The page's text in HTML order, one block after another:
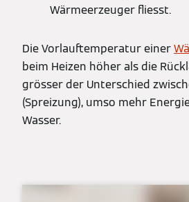
Wärmeerzeuger fliesst.
Die Vorlauftemperatur einer
beim Heizen höher als die
grösser der Unterschied
(Spreizung), umso mehr
Wasser.